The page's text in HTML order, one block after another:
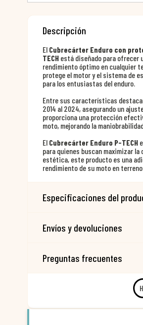
Descripción
El Cubrecárter Enduro con
TECH está diseñado para ofrecer
rendimiento óptimo en cualquier
protege el motor y el sistema de
para los entusiastas del enduro.
Entre sus características
2014 al 2024, asegurando un
proporciona una protección
moto, mejorando la
El Cubrecárter Enduro P-TECH
para quienes buscan maximizar la
estética, este producto es una
rendimiento de su moto en
Especificaciones del
Envíos y devoluciones
Preguntas frecuentes